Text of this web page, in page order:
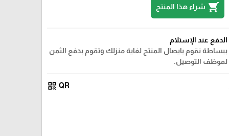
shopping_cart شراء هذا المنتج
الدفع عند الإستلام
ببساطة نقوم بايصال المنتج لغاية منزلك وتقوم بدفع الثمن
لموظف التوصيل.
QR
qr_code